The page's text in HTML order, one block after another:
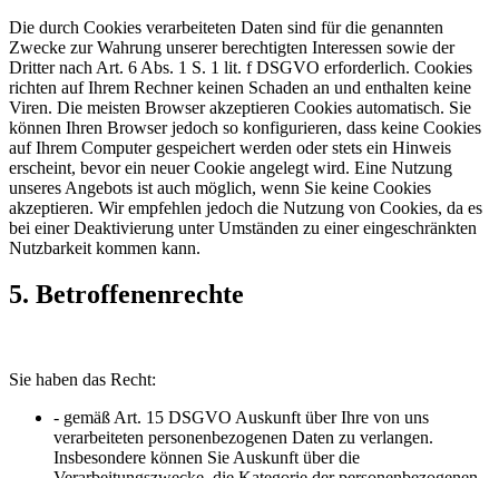
Die durch Cookies verarbeiteten Daten sind für die genannten
Zwecke zur Wahrung unserer berechtigten Interessen sowie der
Dritter nach Art. 6 Abs. 1 S. 1 lit. f DSGVO erforderlich. Cookies
richten auf Ihrem Rechner keinen Schaden an und enthalten keine
Viren. Die meisten Browser akzeptieren Cookies automatisch. Sie
können Ihren Browser jedoch so konfigurieren, dass keine Cookies
auf Ihrem Computer gespeichert werden oder stets ein Hinweis
erscheint, bevor ein neuer Cookie angelegt wird. Eine Nutzung
unseres Angebots ist auch möglich, wenn Sie keine Cookies
akzeptieren. Wir empfehlen jedoch die Nutzung von Cookies, da es
bei einer Deaktivierung unter Umständen zu einer eingeschränkten
Nutzbarkeit kommen kann.
5. Betroffenenrechte
Sie haben das Recht:
- gemäß Art. 15 DSGVO Auskunft über Ihre von uns
verarbeiteten personenbezogenen Daten zu verlangen.
Insbesondere können Sie Auskunft über die